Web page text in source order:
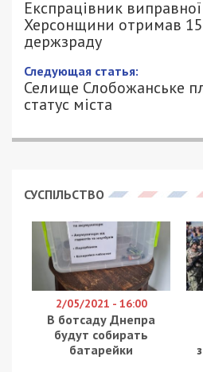
Експрацівник виправної
Херсонщини отримав
держзраду
Следующая статья:
Селище Слобожанське
статус міста
СУСПІЛЬСТВО
2/05/2021 - 16:00
В ботсаду Днепра
будут собирать
батарейки